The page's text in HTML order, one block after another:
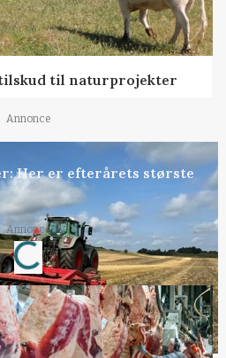
tilskud til naturprojekter
Annonce
Her er efterårets største
Annonce
Loading...